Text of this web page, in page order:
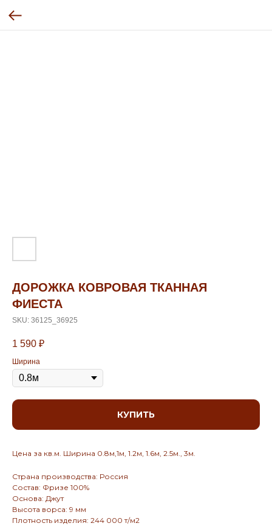
ДОРОЖКА КОВРОВАЯ ТКАННАЯ
ФИЕСТА
SKU: 36125_36925
1 590 ₽
Ширина
КУПИТЬ
Цена за кв.м. Ширина 0.8м,1м, 1.2м, 1.6м, 2.5м., 3м.
Страна производства: Россия
Состав: Фризе 100%
Основа: Джут
Высота ворса: 9 мм
Плотность изделия: 244 000 т/м2